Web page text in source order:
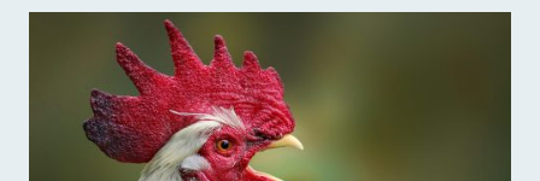
HET
CONVENANT
DIERWAARDIGE
VEEHOUDERIJ